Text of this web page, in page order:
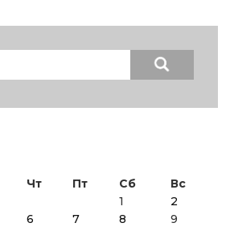
Чт Пт Сб
Вс
1
2
6 7 8
9